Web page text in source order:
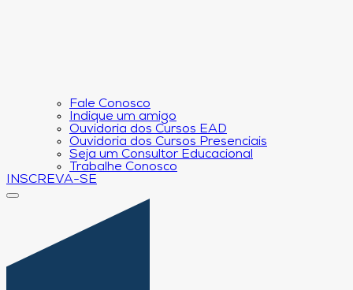
Fale Conosco
Indique um amigo
Ouvidoria dos Cursos EAD
Ouvidoria dos Cursos Presenciais
Seja um Consultor Educacional
Trabalhe Conosco
INSCREVA-SE